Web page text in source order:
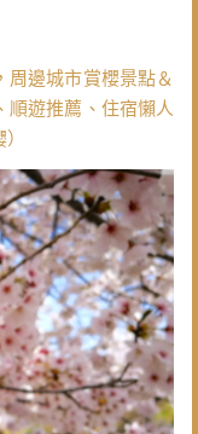
周邊城市賞櫻景點＆
順遊推薦、住宿懶人